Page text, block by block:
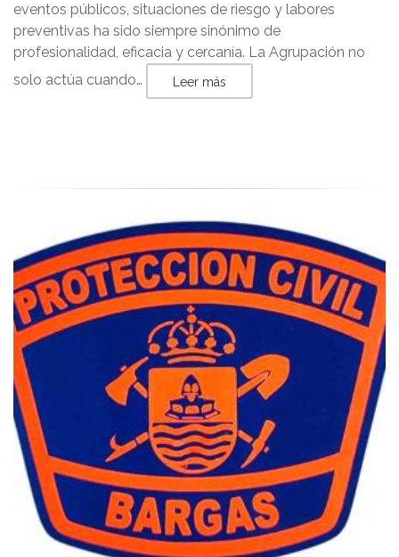
eventos públicos, situaciones de riesgo y labores
preventivas ha sido siempre sinónimo de
profesionalidad, eficacia y cercanía. La Agrupación no
solo actúa cuando…
Leer más